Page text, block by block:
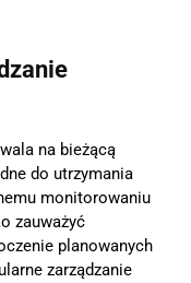
na bieżącą
do utrzymania
monitorowaniu
zauważyć
planowanych
zarządzanie